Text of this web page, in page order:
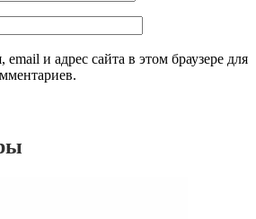
и адрес сайта в этом браузере для